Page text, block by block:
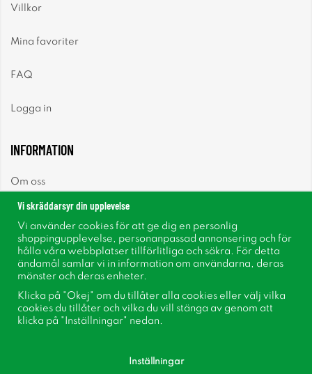
Villkor
Mina favoriter
FAQ
Logga in
INFORMATION
Om oss
Nyhetsbrev
Om cookies
Inspiration
Vi skräddarsyr din upplevelse
Vi använder cookies för att ge dig en personlig
shoppingupplevelse, personanpassad annonsering och för
hålla våra webbplatser tillförlitliga och säkra. För detta
ändamål samlar vi in information om användarna, deras
mönster och deras enheter.
Klicka på "Okej" om du tillåter alla cookies eller välj vilka
cookies du tillåter och vilka du vill stänga av genom att
klicka på "Inställningar" nedan.
Inställningar